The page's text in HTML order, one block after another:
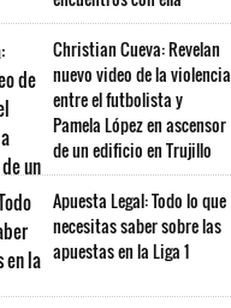
Christian Cueva: Revelan
nuevo video de la violencia
entre el futbolista y
Pamela López en ascensor
de un edificio en Trujillo
Apuesta Legal: Todo lo que
necesitas saber sobre las
apuestas en la Liga 1